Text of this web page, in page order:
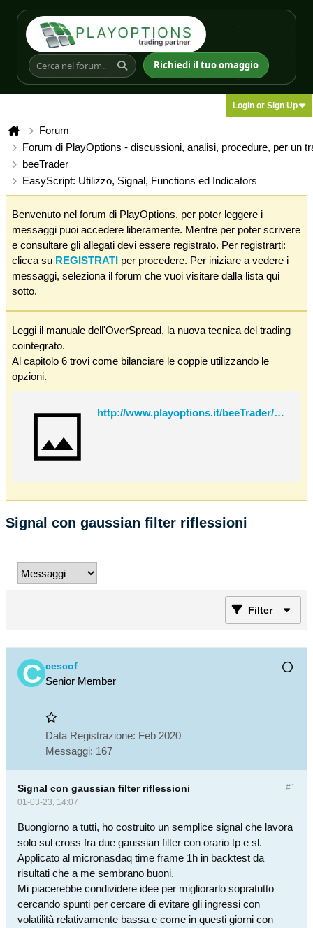
Richiedi il tuo omaggio
Login or Sign Up
Forum
Forum di PlayOptions - discussioni, analisi, procedure, per un
beeTrader
EasyScript: Utilizzo, Signal, Functions ed Indicators
Benvenuto nel forum di PlayOptions, per poter leggere i
messaggi puoi accedere liberamente. Mentre per poter scrivere
e consultare gli allegati devi essere registrato. Per registrarti:
clicca su REGISTRATI per procedere. Per iniziare a vedere i
messaggi, seleziona il forum che vuoi visitare dalla lista qui
sotto.
Leggi il manuale dell'OverSpread, la nuova tecnica del trading
cointegrato.
Al capitolo 6 trovi come bilanciare le coppie utilizzando le
opzioni.
http://www.playoptions.it/beeTrader/OverSpread.pdf
Signal con gaussian filter riflessioni
Filter
cescof
Senior Member
Data Registrazione: Feb 2020
Messaggi: 167
#1
Signal con gaussian filter riflessioni
01-03-23, 14:07
Buongiorno a tutti, ho costruito un semplice signal che lavora
solo sul cross fra due gaussian filter con orario tp e sl.
Applicato al micronasdaq time frame 1h in backtest da
risultati che a me sembrano buoni.
Mi piacerebbe condividere idee per migliorarlo sopratutto
cercando spunti per cercare di evitare gli ingressi con
volatilità relativamente bassa e come in questi giorni con